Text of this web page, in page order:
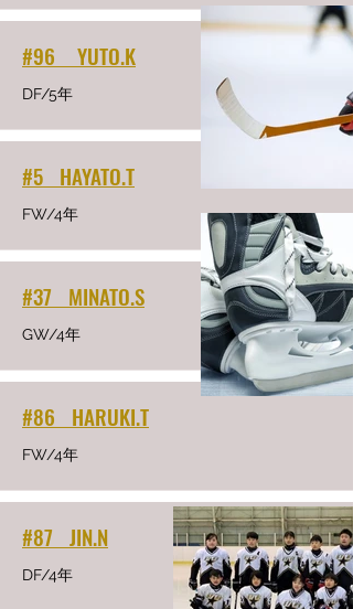
#96 YUTO.K
DF/5年
#5 HAYATO.T
FW/4年
#37 MINATO.S
GW/4年
#86 HARUKI.T
FW/4年
#87 JIN.N
DF/4年